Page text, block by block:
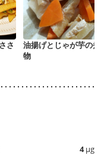
さ
油揚げとじゃが芋の煮
物
4µg